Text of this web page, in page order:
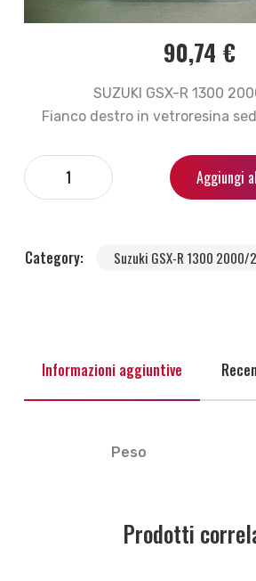
90,74 €
SUZUKI GSX-R 1300
Fianco destro in vetroresina
Aggiungi
Category: Suzuki GSX-R 1300 2000/
Informazioni aggiuntive
Peso
Prodotti